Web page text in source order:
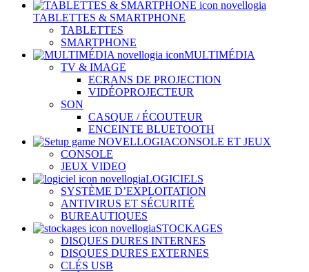
TABLETTES & SMARTPHONE
TABLETTES
SMARTPHONE
MULTIMÉDIA
TV & IMAGE
ECRANS DE PROJECTION
VIDÉOPROJECTEUR
SON
CASQUE / ÉCOUTEUR
ENCEINTE BLUETOOTH
CONSOLE ET JEUX
CONSOLE
JEUX VIDEO
LOGICIELS
SYSTÈME D’EXPLOITATION
ANTIVIRUS ET SÉCURITÉ
BUREAUTIQUES
STOCKAGES
DISQUES DURES INTERNES
DISQUES DURES EXTERNES
CLÉS USB